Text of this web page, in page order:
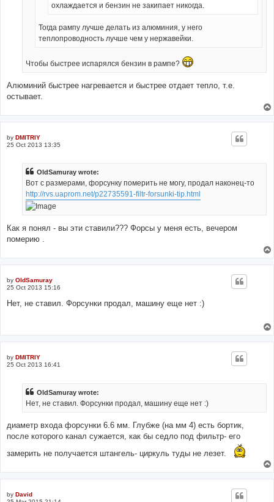
охлаждается и бензин не закипает никогда.
Тогда рампу лучше делать из алюминия, у него
теплопроводность лучше чем у нержавейки.
Чтобы быстрее испарялся бензин в рампе?
Алюминий быстрее нагревается и быстрее отдает тепло, т.е.
остывает.
by DMITRIY
25 Oct 2013 13:35
OldSamuray wrote:
Вот с размерами, форсунку померить не могу, продал наконец-то
http://rvs.uaprom.net/p22735591-filtr-forsunki-tip.html
Как я понял - вы эти ставили??? Форсы у меня есть, вечером
померию .
by OldSamuray
25 Oct 2013 15:16
Нет, не ставил. Форсунки продал, машину еще нет :)
by DMITRIY
25 Oct 2013 16:41
OldSamuray wrote:
Нет, не ставил. Форсунки продал, машину еще нет :)
диаметр входа форсунки 6.6 мм. Глубже (на мм 4) есть бортик,
после которого канал сужается, как бы седло под фильтр- его
замерить не получается штангель- циркуль туды не лезет.
by David